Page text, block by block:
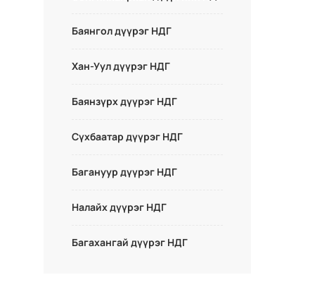
Баянгол дүүрэг НДГ
Хан-Уул дүүрэг НДГ
Баянзүрх дүүрэг НДГ
Сүхбаатар дүүрэг НДГ
Багануур дүүрэг НДГ
Налайх дүүрэг НДГ
Багахангай дүүрэг НДГ